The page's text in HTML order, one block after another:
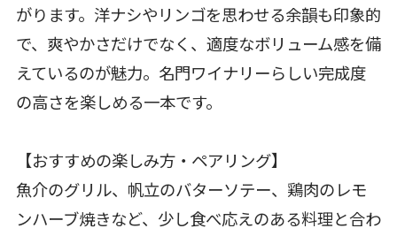
がります。洋ナシやリンゴを思わせる余韻も印象的
で、爽やかさだけでなく、適度なボリューム感を備
えているのが魅力。名門ワイナリーらしい完成度
の高さを楽しめる一本です。
【おすすめの楽しみ方・ペアリング】
魚介のグリル、帆立のバターソテー、鶏肉のレモ
ンハーブ焼きなど、少し食べ応えのある料理と合わ